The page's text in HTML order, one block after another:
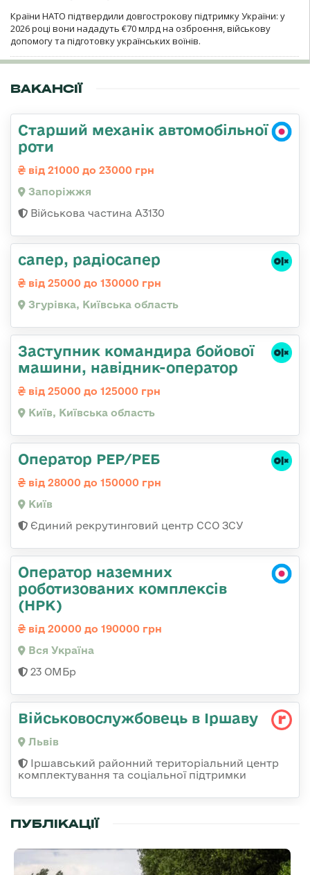
Країни НАТО підтвердили довгострокову підтримку України: у
2026 році вони нададуть €70 млрд на озброєння, військову
допомогу та підготовку українських воїнів.
ВАКАНСІЇ
Старший механік автомобільної
роти
від 21000 до 23000 грн
Запоріжжя
Військова частина А3130
сапер, радіосапер
від 25000 до 130000 грн
Згурівка, Київська область
Заступник командиpа бойової
машини, навідник-оператор
від 25000 до 125000 грн
Київ, Київська область
Оператор РЕР/РЕБ
від 28000 до 150000 грн
Київ
Єдиний рекрутинговий центр ССО ЗСУ
Оператор наземних
роботизованих комплексів
(НРК)
від 20000 до 190000 грн
Вся Україна
23 ОМБр
Військовослужбовець в Іршаву
Львів
Іршавський районний територіальний центр
комплектування та соціальної підтримки
ПУБЛІКАЦІЇ